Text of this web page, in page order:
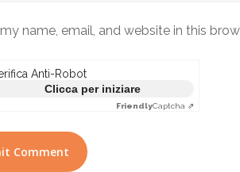
name, email, and website in this
Anti-Robot
Clicca per iniziare
FriendlyCaptcha ⇗